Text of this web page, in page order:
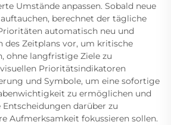
Umstände anpassen. Sobald neue
berechnet der tägliche
automatisch neu und
des Zeitplans vor, um kritische
ohne langfristige Ziele zu
Prioritätsindikatoren
und Symbole, um eine sofortige
zu ermöglichen und
darüber zu
Aufmerksamkeit fokussieren sollen.